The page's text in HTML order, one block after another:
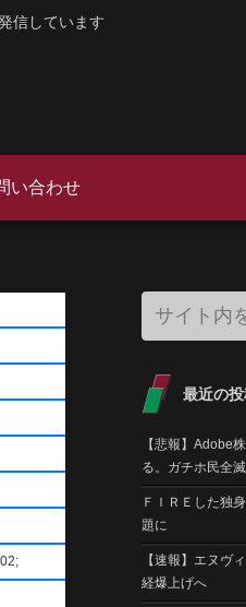
信しています
い合わせ
最近の
【悲報】Adobe
る。ガチホ民全
ＦＩＲＥした独
題に
【速報】エヌヴ
経爆上げへ